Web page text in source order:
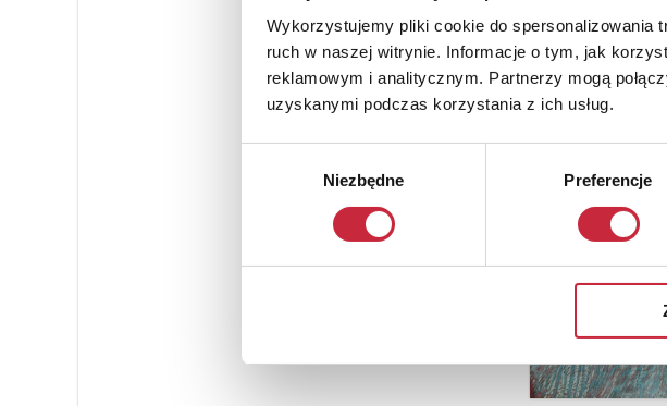
Wykorzystujemy pliki cookie do spersonalizowania
ruch w naszej witrynie. Informacje o tym, jak
reklamowym i analitycznym. Partnerzy mogą
uzyskanymi podczas korzystania z ich usług.
Niezbędne Preferencje